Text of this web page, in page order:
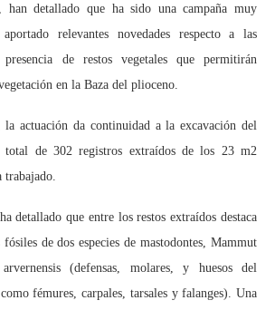
han detallado que ha sido una campaña muy
relevantes novedades respecto a las
de restos vegetales que permitirán
en la Baza del plioceno.
la actuación da continuidad a la excavación del
total de 302 registros extraídos de los 23 m2
trabajado.
detallado que entre los restos extraídos destaca
de dos especies de mastodontes, Mammut
(defensas, molares, y huesos del
fémures, carpales, tarsales y falanges). Una